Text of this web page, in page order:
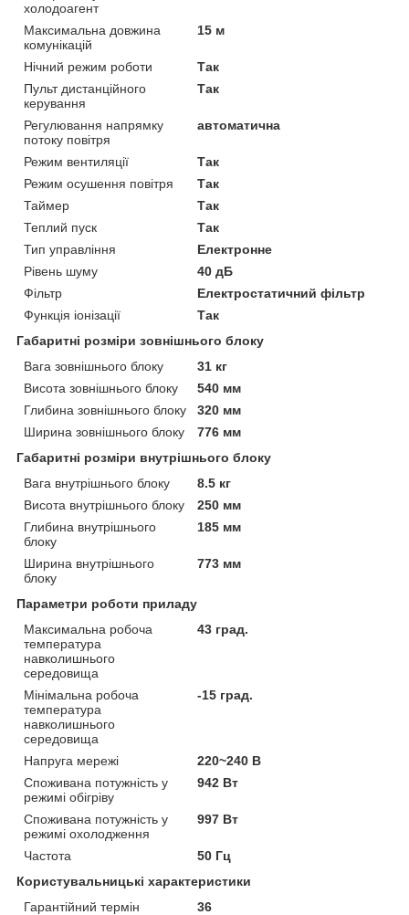
холодоагент
Максимальна довжина
комунікацій
15 м
Нічний режим роботи
Так
Пульт дистанційного
керування
Так
Регулювання напрямку
потоку повітря
автоматична
Режим вентиляції
Так
Режим осушення повітря
Так
Таймер
Так
Теплий пуск
Так
Тип управління
Електронне
Рівень шуму
40 дБ
Фільтр
Електростатичний фільтр
Функція іонізації
Так
Габаритні розміри зовнішнього блоку
Вага зовнішнього блоку
31 кг
Висота зовнішнього блоку
540 мм
Глибина зовнішнього блоку
320 мм
Ширина зовнішнього блоку
776 мм
Габаритні розміри внутрішнього блоку
Вага внутрішнього блоку
8.5 кг
Висота внутрішнього блоку
250 мм
Глибина внутрішнього
блоку
185 мм
Ширина внутрішнього
блоку
773 мм
Параметри роботи приладу
Максимальна робоча
температура
навколишнього
середовища
43 град.
Мінімальна робоча
температура
навколишнього
середовища
-15 град.
Напруга мережі
220~240 В
Споживана потужність у
режимі обігріву
942 Вт
Споживана потужність у
режимі охолодження
997 Вт
Частота
50 Гц
Користувальницькі характеристики
Гарантійний термін
36